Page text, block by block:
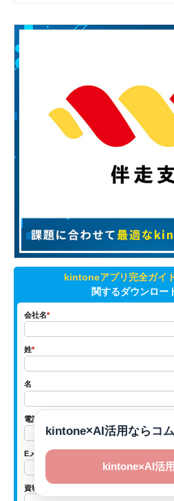
kintoneアプリ完全ガイ
関するダウンロー
会社名*
姓*
名
電話番号
Eメール
資料ダウンロードの目的
kintone×AI活用ならコム
kintone×AI活